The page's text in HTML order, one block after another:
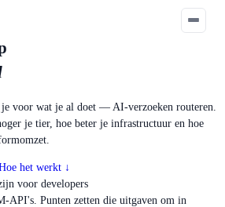
voor wat je al doet — AI-verzoeken routeren.
je tier, hoe beter je infrastructuur en hoe
het werkt ↓
voor developers
API's. Punten zetten die uitgaven om in